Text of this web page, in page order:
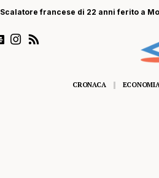
Scalatore francese di 22 anni ferito a
CRONACA ECONOMIA